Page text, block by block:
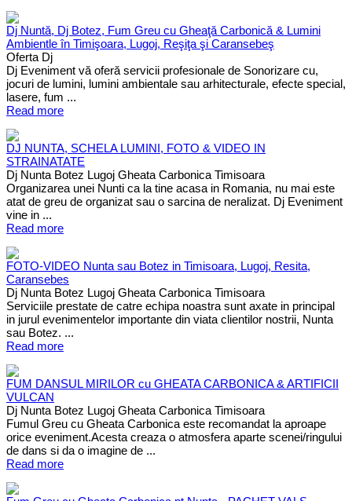
Dj Nuntă, Dj Botez, Fum Greu cu Gheaţă Carbonică & Lumini
Ambientle în Timişoara, Lugoj, Reşiţa şi Caransebeş
Oferta Dj
Dj Eveniment vă oferă servicii profesionale de Sonorizare cu,
jocuri de lumini, lumini ambientale sau arhitecturale, efecte special,
lasere, fum ...
Read more
DJ NUNTA, SCHELA LUMINI, FOTO & VIDEO IN
STRAINATATE
Dj Nunta Botez Lugoj Gheata Carbonica Timisoara
Organizarea unei Nunti ca la tine acasa in Romania, nu mai este
atat de greu de organizat sau o sarcina de neralizat. Dj Eveniment
vine in ...
Read more
FOTO-VIDEO Nunta sau Botez in Timisoara, Lugoj, Resita,
Caransebes
Dj Nunta Botez Lugoj Gheata Carbonica Timisoara
Serviciile prestate de catre echipa noastra sunt axate in principal
in jurul evenimentelor importante din viata clientilor nostrii, Nunta
sau Botez. ...
Read more
FUM DANSUL MIRILOR cu GHEATA CARBONICA & ARTIFICII
VULCAN
Dj Nunta Botez Lugoj Gheata Carbonica Timisoara
Fumul Greu cu Gheata Carbonica este recomandat la aproape
orice eveniment.Acesta creaza o atmosfera aparte scenei/ringului
de dans si da o imagine de ...
Read more